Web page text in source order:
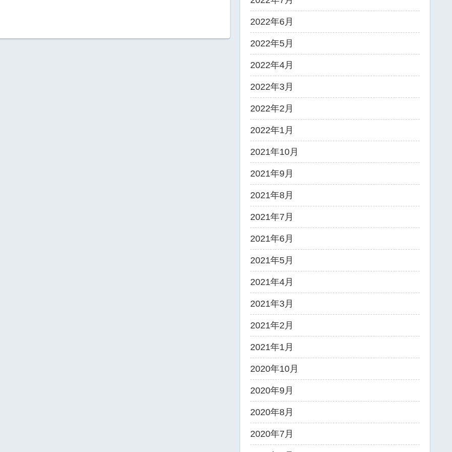
2022年6月
2022年5月
2022年4月
2022年3月
2022年2月
2022年1月
2021年10月
2021年9月
2021年8月
2021年7月
2021年6月
2021年5月
2021年4月
2021年3月
2021年2月
2021年1月
2020年10月
2020年9月
2020年8月
2020年7月